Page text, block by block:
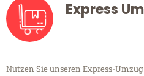
Express
Nutzen Sie unseren Express-